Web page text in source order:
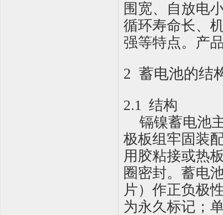
围宽、自放电
循环寿命长、
强等特点。产
2 蓄电池的结
2.1 结构
镉镍蓄电池
极板组牢固装
用胶粘接或热
圈密封。蓄电
片）作正负极
为永久标记；